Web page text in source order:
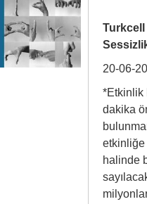
20-06-
*Etkinlik
dakika
etkinliğe
halinde